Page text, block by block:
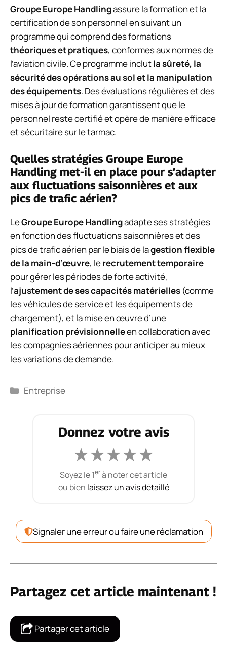
Groupe Europe Handlingassure la formation et la
certification de son personnel en suivant un
programme qui comprend des formations
théoriques et pratiques, conformes aux normes de
l’aviation civile. Ce programme inclutla sûreté, la
sécurité des opérations au sol et la manipulation
des équipements. Des évaluations régulières et des
mises à jour de formation garantissent que le
personnel reste certifié et opère de manière efficace
et sécuritaire sur le tarmac.
Quelles stratégies Groupe Europe
Handling met-il en place pour s’adapter
aux fluctuations saisonnières et aux
pics de trafic aérien?
LeGroupe Europe Handlingadapte ses stratégies
en fonction des fluctuations saisonnières et des
pics de trafic aérien par le biais de lagestion flexible
de la main-d’œuvre, lerecrutement temporaire
pour gérer les périodes de forte activité,
l’ajustement de ses capacités matérielles (comme
les véhicules de service et les équipements de
chargement), et la mise en œuvre d’une
planification prévisionnelleen collaboration avec
les compagnies aériennes pour anticiper au mieux
les variations de demande.
Catégories
Entreprise
Donnez votre avis
★★★★★
Soyez le 1erà noter cet article
ou bien laissez un avis détaillé
Signaler une erreur ou faire une réclamation
Partagez cet article maintenant !
Partager cet article